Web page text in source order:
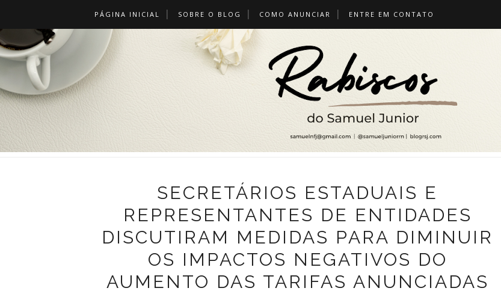
PÁGINA INICIAL SOBRE O BLOG COMO ANUNCIAR ENTRE EM CONTATO
SECRETÁRIOS ESTADUAIS E
REPRESENTANTES DE ENTIDADES
DISCUTIRAM MEDIDAS PARA DIMINUIR
OS IMPACTOS NEGATIVOS DO
AUMENTO DAS TARIFAS ANUNCIADAS